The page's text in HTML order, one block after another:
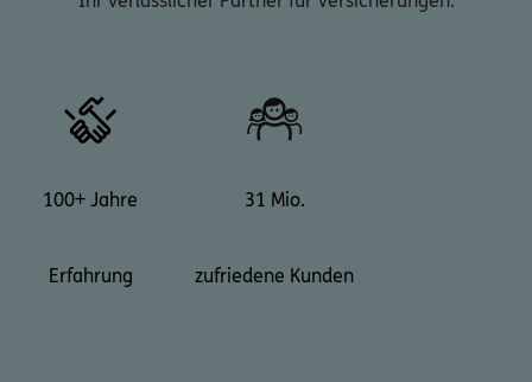
100+ Jahre
Erfahrung
31 Mio.
zufriedene Kunden